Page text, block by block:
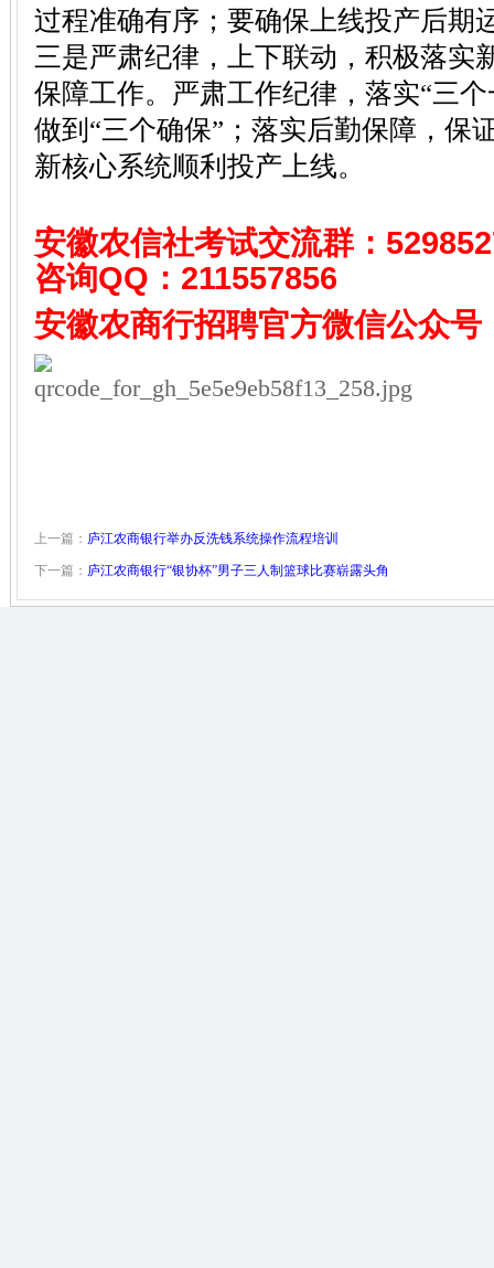
过程准确有序；要确保上线投产后期
三是严肃纪律，上下联动，积极落实
保障工作。严肃工作纪律，落实“三
做到“三个确保”；落实后勤保障，保
新核心系统顺利投产上线。
安徽农信社考试交流群：
咨询QQ： 211557856
安徽农商行招聘官方微信公众号
上一篇： 庐江农商银行举办反洗钱系统操作流程培训
下一篇： 庐江农商银行“银协杯”男子三人制篮球比赛崭露头角